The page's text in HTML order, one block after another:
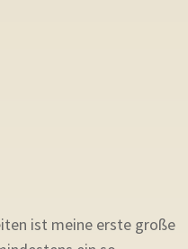
ist meine erste große